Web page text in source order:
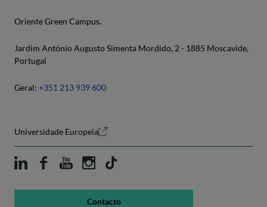
Oriente Green Campus.
Jardim António Augusto Simenta Mordido, 2 - 1885 Moscavide,
Portugal
Geral: +351 213 939 600
Universidade Europeia
Contacto